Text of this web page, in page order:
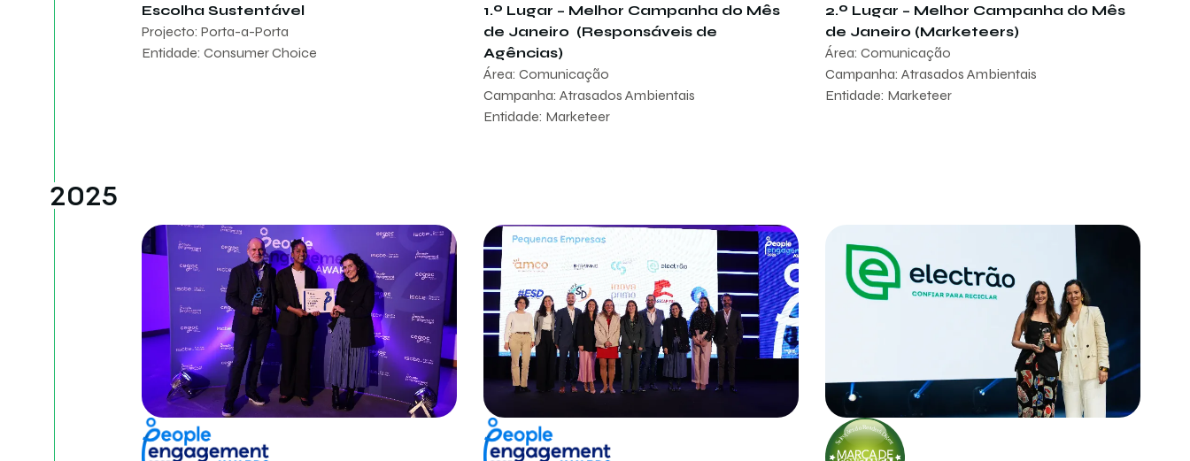
Escolha Sustentável
Projecto: Porta-a-Porta
Entidade: Consumer Choice
1.º Lugar – Melhor Campanha do Mês
de Janeiro (Responsáveis de
Agências)
Área: Comunicação
Campanha: Atrasados Ambientais
Entidade: Marketeer
2.º Lugar – Melhor Campanha do Mês
de Janeiro (Marketeers)
Área: Comunicação
Campanha: Atrasados Ambientais
Entidade: Marketeer
2025